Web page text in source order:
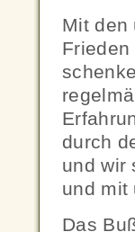
Mit den
durch
und wir
und mit
Das